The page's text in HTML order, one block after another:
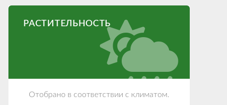
РАСТИТЕЛЬНОСТЬ
Отобрано в соответствии с климатом.